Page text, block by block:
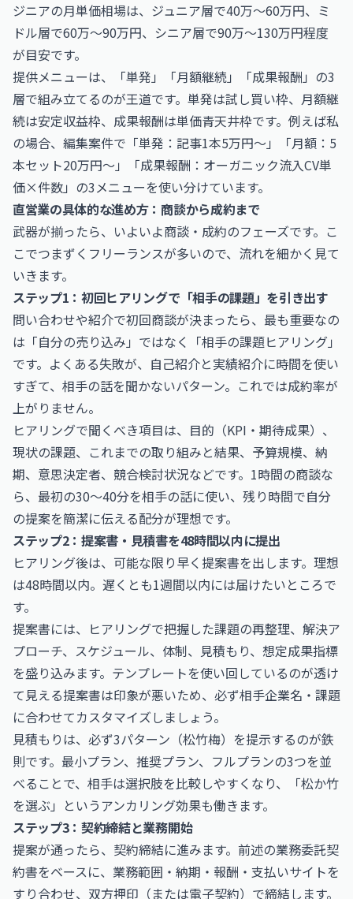
ジニアの月単価相場は、ジュニア層で40万〜60万円、ミ
ドル層で60万〜90万円、シニア層で90万〜130万円程度
が目安です。
提供メニューは、「単発」「月額継続」「成果報酬」の3
層で組み立てるのが王道です。単発は試し買い枠、月額継
続は安定収益枠、成果報酬は単価青天井枠です。例えば私
の場合、編集案件で「単発：記事1本5万円〜」「月額：5
本セット20万円〜」「成果報酬：オーガニック流入CV単
価×件数」の3メニューを使い分けています。
直営業の具体的な進め方：商談から成約まで
武器が揃ったら、いよいよ商談・成約のフェーズです。こ
こでつまずくフリーランスが多いので、流れを細かく見て
いきます。
ステップ1：初回ヒアリングで「相手の課題」を引き出す
問い合わせや紹介で初回商談が決まったら、最も重要なの
は「自分の売り込み」ではなく「相手の課題ヒアリング」
です。よくある失敗が、自己紹介と実績紹介に時間を使い
すぎて、相手の話を聞かないパターン。これでは成約率が
上がりません。
ヒアリングで聞くべき項目は、目的（KPI・期待成果）、
現状の課題、これまでの取り組みと結果、予算規模、納
期、意思決定者、競合検討状況などです。1時間の商談な
ら、最初の30〜40分を相手の話に使い、残り時間で自分
の提案を簡潔に伝える配分が理想です。
ステップ2：提案書・見積書を48時間以内に提出
ヒアリング後は、可能な限り早く提案書を出します。理想
は48時間以内。遅くとも1週間以内には届けたいところで
す。
提案書には、ヒアリングで把握した課題の再整理、解決ア
プローチ、スケジュール、体制、見積もり、想定成果指標
を盛り込みます。テンプレートを使い回しているのが透け
て見える提案書は印象が悪いため、必ず相手企業名・課題
に合わせてカスタマイズしましょう。
見積もりは、必ず3パターン（松竹梅）を提示するのが鉄
則です。最小プラン、推奨プラン、フルプランの3つを並
べることで、相手は選択肢を比較しやすくなり、「松か竹
を選ぶ」というアンカリング効果も働きます。
ステップ3：契約締結と業務開始
提案が通ったら、契約締結に進みます。前述の業務委託契
約書をベースに、業務範囲・納期・報酬・支払いサイトを
すり合わせ、双方押印（または電子契約）で締結します。